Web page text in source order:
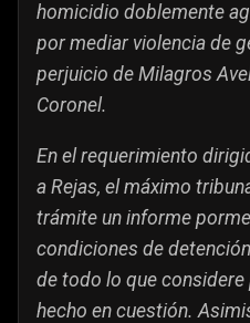
homicidio doblemente
por mediar violencia de
perjuicio de Milagros
Coronel.
En el requerimiento
a Rejas, el máximo
trámite un informe
condiciones de
de todo lo que
hecho en cuestión.